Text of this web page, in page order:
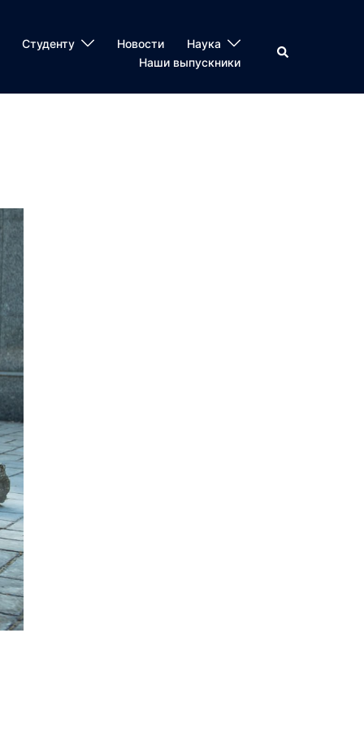
Студенту Новости
Наука
Наши выпускники